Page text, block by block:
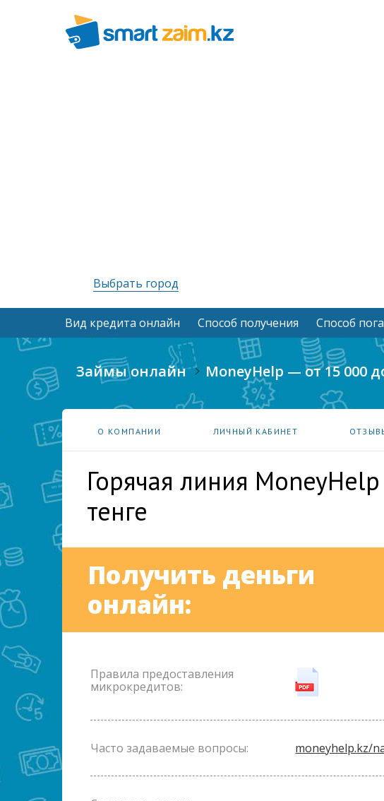
Выбрать город
Вид кредита онлайн Способ получения Способ
Займы онлайн MoneyHelp — от 15 000
О КОМПАНИИ ЛИЧНЫЙ КАБИНЕТ
Горячая линия
тенге
Получить деньги
онлайн:
Правила предоставления
микрокредитов:
Часто задаваемые вопросы: moneyhelp.kz/